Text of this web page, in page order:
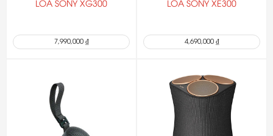
LOA SONY XG300
7,990,000 ₫
LOA SONY XE300
4,690,000 ₫